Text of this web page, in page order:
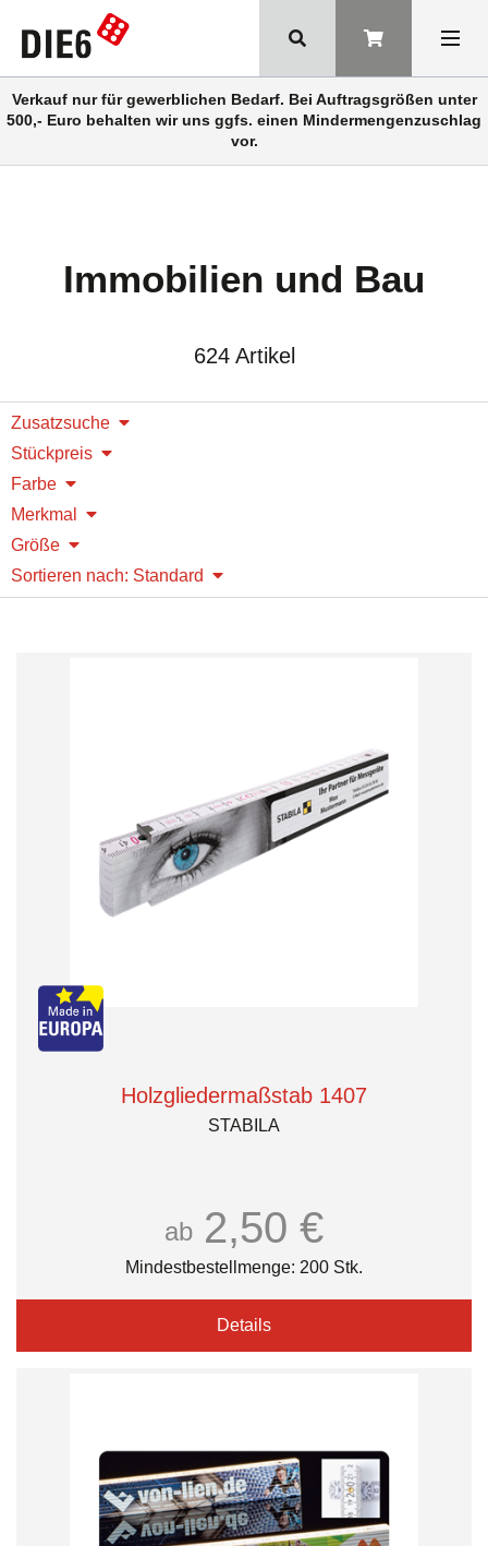
Verkauf nur für gewerblichen Bedarf. Bei Auftragsgrößen unter
500,- Euro behalten wir uns ggfs. einen Mindermengenzuschlag
vor.
Immobilien und Bau
624 Artikel
Zusatzsuche
Stückpreis
Farbe
Merkmal
Größe
Sortieren nach: Standard
Holzgliedermaßstab 1407
STABILA
ab 2,50 €
Mindestbestellmenge: 200 Stk.
Details